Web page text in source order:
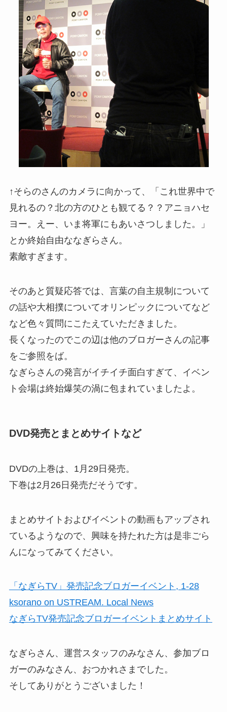
↑そらのさんのカメラに向かって、「これ世界中で
見れるの？北の方のひとも観てる？？アニョハセ
ヨー。えー、いま将軍にもあいさつしました。」
とか終始自由ななぎらさん。
素敵すぎます。
そのあと質疑応答では、言葉の自主規制について
の話や大相撲についてオリンピックについてなど
など色々質問にこたえていただきました。
長くなったのでこの辺は他のブロガーさんの記事
をご参照をば。
なぎらさんの発言がイチイチ面白すぎて、イベン
ト会場は終始爆笑の渦に包まれていましたよ。
DVD発売とまとめサイトなど
DVDの上巻は、1月29日発売。
下巻は2月26日発売だそうです。
まとめサイトおよびイベントの動画もアップされ
ているようなので、興味を持たれた方は是非ごら
んになってみてください。
「なぎらTV」発売記念ブロガーイベント, 1-28
ksorano on USTREAM. Local News
なぎらTV発売記念ブロガーイベントまとめサイト
なぎらさん、運営スタッフのみなさん、参加ブロ
ガーのみなさん、おつかれさまでした。
そしてありがとうございました！